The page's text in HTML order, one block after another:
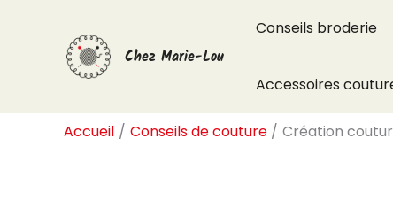
Chez Marie-Lou
Conseils broderie
Accessoires
Accueil Conseils de couture Création